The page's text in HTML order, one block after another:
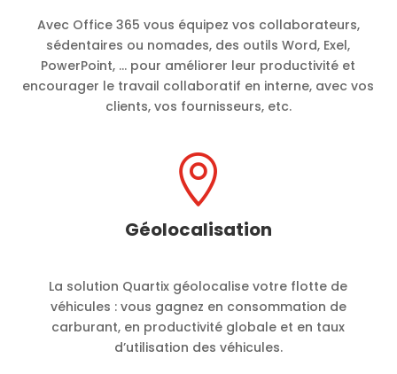
Avec Office 365 vous équipez vos collaborateurs,
sédentaires ou nomades, des outils Word, Exel,
PowerPoint, … pour améliorer leur productivité et
encourager le travail collaboratif en interne, avec vos
clients, vos fournisseurs, etc.

Géolocalisation
La solution Quartix géolocalise votre flotte de
véhicules : vous gagnez en consommation de
carburant, en productivité globale et en taux
d’utilisation des véhicules.